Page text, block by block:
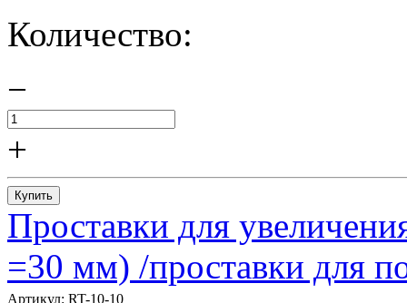
Количество:
−
+
Купить
Проставки для
=30 мм) /проставки для
Артикул: RT-10-10